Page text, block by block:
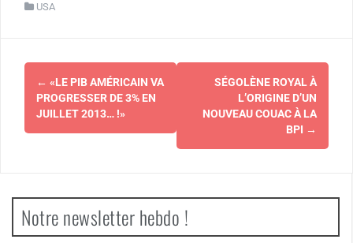
USA
Navigation
d'article
← «LE PIB AMÉRICAIN VA
PROGRESSER DE 3% EN
JUILLET 2013… !»
SÉGOLÈNE ROYAL À
L’ORIGINE D’UN
NOUVEAU COUAC À LA
BPI →
Notre newsletter hebdo !